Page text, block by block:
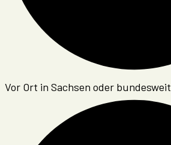
Vor Ort in Sachsen oder bundesweit